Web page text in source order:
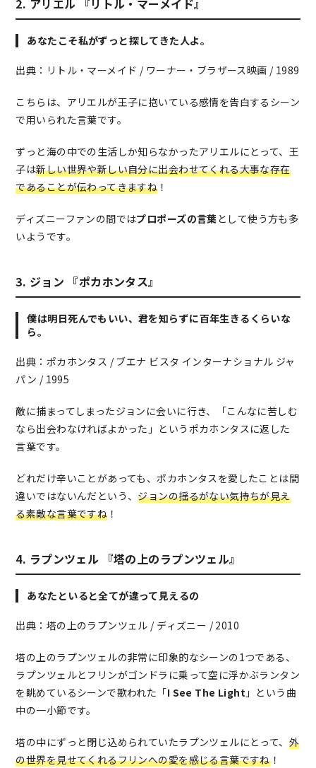
2. アリエル 『リトル・マーメイド』
あなたこそ私がずっと探してきた人よ。
出典：リトル・マーメイド / ワーナー・ブラザース映画 / 1989
こちらは、アリエルが王子に抱いている感情を告白するシーン
で用いられた言葉です。
ずっと海の中での生活しか知らなかったアリエルにとって、王
子は新しい世界や新しい自分に出会わせてくれる大事な存在
であることが伝わってきますね ！
ディズニーファンの間ではプロポーズの言葉として使う方も多
いようです。
3. ジョン 『ポカホンタス』
僕は明日死んでもいい、君を知らずに百年生きるくらいな
ら。
出典：ポカホンタス / ブエナ ビスタ インターナショナル ジャ
パン / 1995
敵に捕まってしまったジョンに会いに行き、「こんなに苦しむ
なら出会わなければよかった」というポカホンタスに返した
言葉です。
どれだけ辛いことがあっても、ポカホンタスを愛したことは間
違いではないんだという、ジョンの揺るがない気持ちが見え
る素敵な言葉ですね ！
4. ラプンツェル 『塔の上のラプンツェル』
あなたといると全てが違って見えるの
出典：塔の上のラプンツェル / ディズニー / 2010
塔の上のラプンツェルの非常に印象的なシーンの1つである、
ラプンツェルとフリンがゴンドラに乗って空に浮かぶランタン
を眺めているシーンで歌われた「I See The Light 」という曲
中の一小節です。
塔の中にずっと閉じ込められていたラプンツェルにとって、 外
の世界を見せてくれるフリンへの愛を感じる言葉ですね！